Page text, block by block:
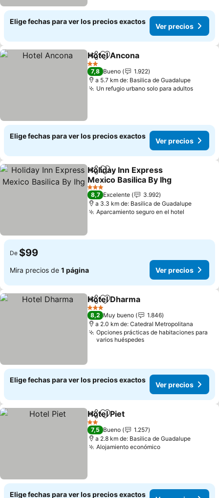
Elige fechas para ver los precios exactos
Ver precios
CompartirAgregar a favoritos
Hotel Ancona
2 Estrellas
7,8 Bueno
1.922
a 5.7 km de: Basilica de Guadalupe
Un refugio urbano solo para adultosVer
Elige fechas para ver los precios exactos
Ver precios
CompartirAgregar a favoritos
Holiday Inn Express
Mexico Basilica By Ihg
Ver precios
3 Estrellas
8,7 Excelente
3.992
a 3.3 km de: Basilica de Guadalupe
Aparcamiento seguro en el hotel
De $99
Mira precios de 1 página Ver precios
CompartirAgregar a favoritos
Hotel Dharma
3 Estrellas
8,2 Muy bueno
1.846
a 2.0 km de: Catedral Metropolitana
Opciones prácticas de habitaciones para
varios huéspedes
Elige fechas para ver los precios exactos
Ver precios
CompartirAgregar a favoritos
Hotel Piet
2 Estrellas
7,5 Bueno
1.257
a 2.8 km de: Basilica de Guadalupe
Alojamiento económicoVer precios
Elige fechas para ver los precios exactos